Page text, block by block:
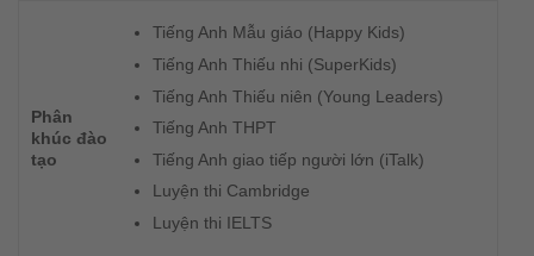
Phân
khúc đào
tạo
Tiếng Anh Mẫu giáo (Happy Kids)
Tiếng Anh Thiếu nhi (SuperKids)
Tiếng Anh Thiếu niên (Young Leaders)
Tiếng Anh THPT
Tiếng Anh giao tiếp người lớn (iTalk)
Luyện thi Cambridge
Luyện thi IELTS